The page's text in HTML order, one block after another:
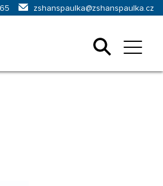
zshanspaulka@zshanspaulka.cz